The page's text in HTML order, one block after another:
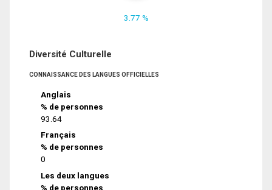
3.77 %
Diversité Culturelle
CONNAISSANCE DES LANGUES OFFICIELLES
Anglais
% de personnes
93.64
Français
% de personnes
0
Les deux langues
% de personnes